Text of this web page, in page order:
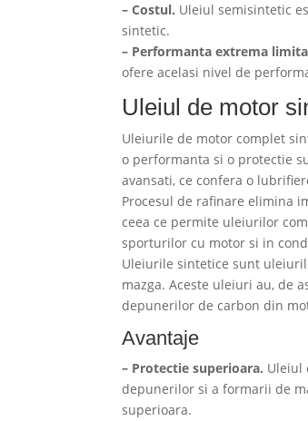
– Costul. Uleiul semisintetic
sintetic.
– Performanta extrema
ofere acelasi nivel de
Uleiul de motor
Uleiurile de motor complet
o performanta si o protectie
avansati, ce confera o
Procesul de rafinare elimina
ceea ce permite uleiurilor
sporturilor cu motor si in
Uleiurile sintetice sunt
mazga. Aceste uleiuri au, de
depunerilor de carbon din
Avantaje
– Protectie superioara. Uleiul
depunerilor si a formarii de
superioara.